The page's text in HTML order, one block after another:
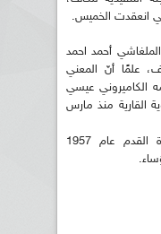
انعقدت الخميس.
أحمد احمد
علمًا أنّ المعني
عام 2017 بعد هزمه الكاميروني عيسي
القارية منذ مارس
وتأسست الكونفدرالية الإفريقية لكرة القدم عام 1957